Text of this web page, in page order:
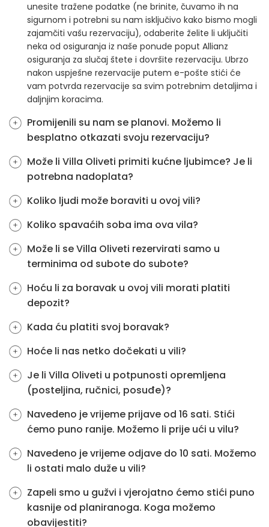
unesite tražene podatke (ne brinite, čuvamo ih na
sigurnom i potrebni su nam isključivo kako bismo mogli
zajamčiti vašu rezervaciju), odaberite želite li uključiti
neka od osiguranja iz naše ponude poput Allianz
osiguranja za slučaj štete i dovršite rezervaciju. Ubrzo
nakon uspješne rezervacije putem e-pošte stići će
vam potvrda rezervacije sa svim potrebnim detaljima i
daljnjim koracima.
Promijenili su nam se planovi. Možemo li
besplatno otkazati svoju rezervaciju?
Može li Villa Oliveti primiti kućne ljubimce? Je li
potrebna nadoplata?
Koliko ljudi može boraviti u ovoj vili?
Koliko spavaćih soba ima ova vila?
Može li se Villa Oliveti rezervirati samo u
terminima od subote do subote?
Hoću li za boravak u ovoj vili morati platiti
depozit?
Kada ću platiti svoj boravak?
Hoće li nas netko dočekati u vili?
Je li Villa Oliveti u potpunosti opremljena
(posteljina, ručnici, posuđe)?
Navedeno je vrijeme prijave od 16 sati. Stići
ćemo puno ranije. Možemo li prije ući u vilu?
Navedeno je vrijeme odjave do 10 sati. Možemo
li ostati malo duže u vili?
Zapeli smo u gužvi i vjerojatno ćemo stići puno
kasnije od planiranoga. Koga možemo
obavijestiti?